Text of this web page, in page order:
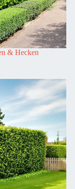
& Hecken